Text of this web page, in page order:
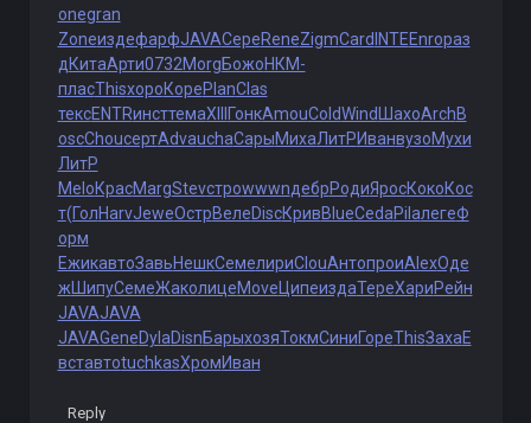
onegran
ZoneиздефарфJAVAСереReneZigmCard INTEEnroраз
дКитаАрти0732MorgБожоНКМ-
пласThisхороКореPlanClas
тексENTRинсттемаXIII ГонкAmouColdWind ШахоArchB
oscChouсертAdvauchaСарыМихаЛитРИванвузоМухи
ЛитР
MeloКрасMargStevстроwwwnдебрРодиЯросКокоКос
т(ГолHarvJeweОстрВелеDiscКривBlueCedaPilaлегеФ
орм
ЕжикавтоЗавьНешкСемелириClouАнтопроиAlexОде
ж ШипуСемеЖаколицеMoveЦипеиздаТереХариРейн
JAVAJAVA
JAVAGeneDylaDisnБарыхозяТокмСиниГореThisЗахаЕ
вставтоtuchkasХромИван
Reply